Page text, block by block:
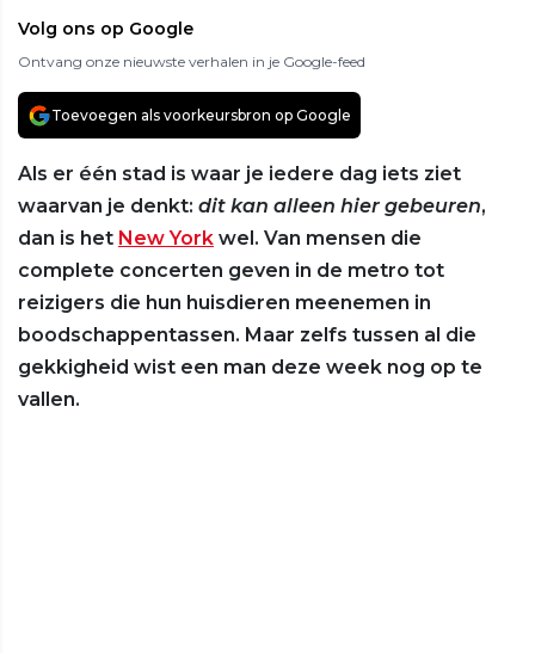
Volg ons op Google
Ontvang onze nieuwste verhalen in je Google-feed
Toevoegen als voorkeursbron op Google
Als er één stad is waar je iedere dag iets ziet
waarvan je denkt: dit kan alleen hier gebeuren,
dan is het New York wel. Van mensen die
complete concerten geven in de metro tot
reizigers die hun huisdieren meenemen in
boodschappentassen. Maar zelfs tussen al die
gekkigheid wist een man deze week nog op te
vallen.